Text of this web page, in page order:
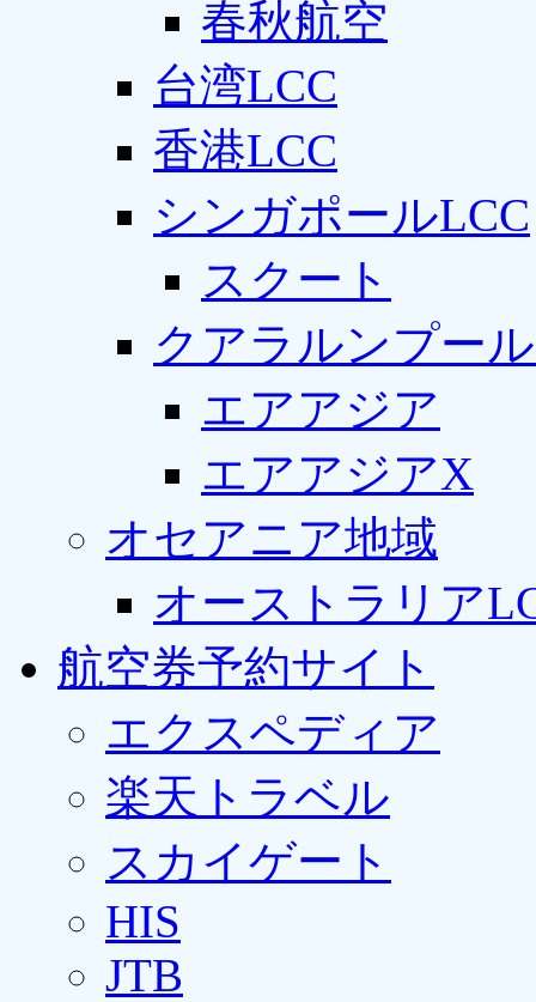
春秋航空
台湾LCC
香港LCC
シンガポールLCC
スクート
クアラルンプー
エアアジア
エアアジアX
オセアニア地域
オーストラリア
航空券予約サイト
エクスペディア
楽天トラベル
スカイゲート
HIS
JTB